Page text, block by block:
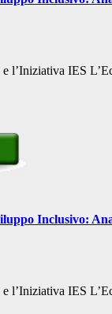
l’Iniziativa IES
Inclusivo:
l’Iniziativa IES